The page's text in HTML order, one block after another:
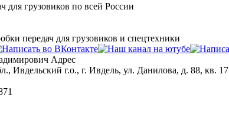
для грузовиков по всей России
передач для грузовиков и спецтехники
Адрес
Ивдельский г.о., г. Ивдель, ул. Данилова, д. 88, кв. 17